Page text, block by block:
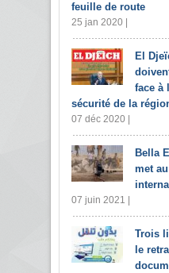
feuille de route
25 jan 2020 |
El
face à
sécurité de la
07 déc 2020 |
Bella
met
07 juin 2021 |
Trois
le